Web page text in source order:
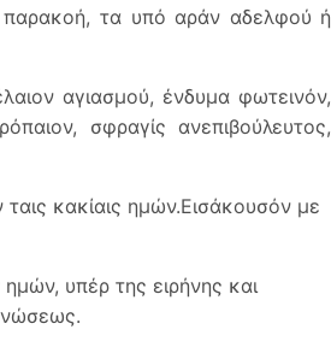
παρακοή, τα υπό αράν αδελφού ή
αγιασμού, ένδυμα φωτεινόν,
σφραγίς ανεπιβούλευτος,
κακίαις ημών.Εισάκουσόν με
υπέρ της ειρήνης και